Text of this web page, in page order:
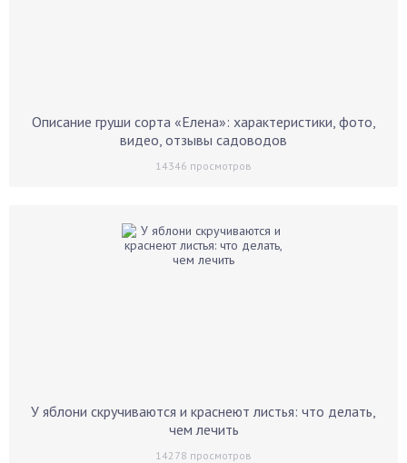
Описание груши сорта «Елена»: характеристики, фото,
видео, отзывы садоводов
14346 просмотров
У яблони скручиваются и краснеют листья: что делать,
чем лечить
14278 просмотров